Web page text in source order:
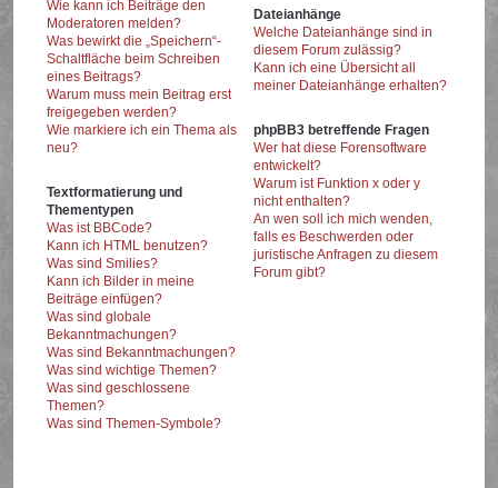
Wie kann ich Beiträge den
Moderatoren melden?
Was bewirkt die „Speichern“-
Schaltfläche beim Schreiben
eines Beitrags?
Warum muss mein Beitrag erst
freigegeben werden?
Wie markiere ich ein Thema als
neu?
Textformatierung und
Thementypen
Was ist BBCode?
Kann ich HTML benutzen?
Was sind Smilies?
Kann ich Bilder in meine
Beiträge einfügen?
Was sind globale
Bekanntmachungen?
Was sind Bekanntmachungen?
Was sind wichtige Themen?
Was sind geschlossene
Themen?
Was sind Themen-Symbole?
Dateianhänge
Welche Dateianhänge sind in
diesem Forum zulässig?
Kann ich eine Übersicht all
meiner Dateianhänge erhalten?
phpBB3 betreffende Fragen
Wer hat diese Forensoftware
entwickelt?
Warum ist Funktion x oder y
nicht enthalten?
An wen soll ich mich wenden,
falls es Beschwerden oder
juristische Anfragen zu diesem
Forum gibt?